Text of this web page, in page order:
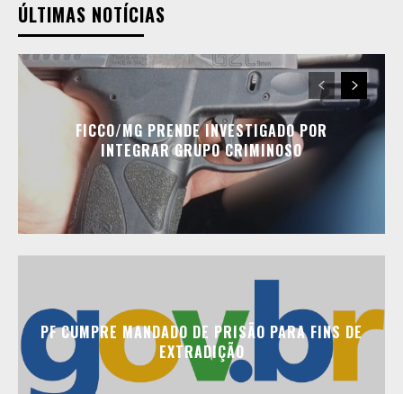
ÚLTIMAS NOTÍCIAS
FICCO/MG PRENDE INVESTIGADO POR
INTEGRAR GRUPO CRIMINOSO
PF CUMPRE MANDADO DE PRISÃO PARA FINS DE
EXTRADIÇÃO